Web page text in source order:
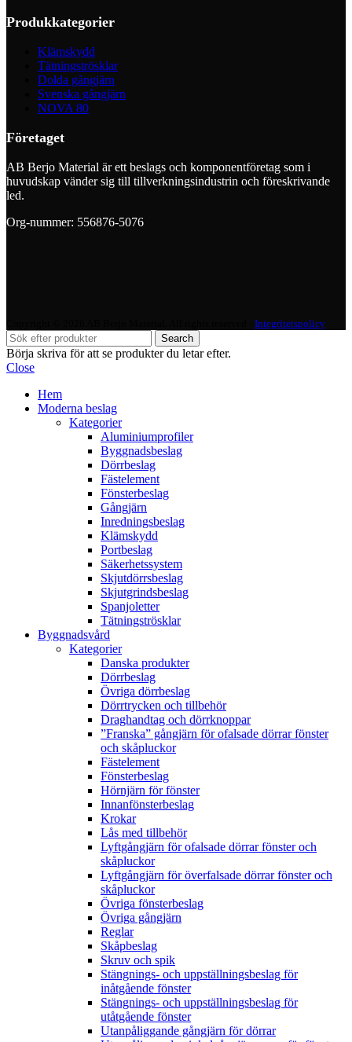
Produkkategorier
Klämskydd
Tätningströsklar
Dolda gångjärn
Svenska gångjärn
NOVA 80
Företaget
AB Berjo Material är ett beslags och komponentföretag som i
huvudskap vänder sig till tillverkningsindustrin och föreskrivande
led.
Org-nummer: 556876-5076
Integritetspolicy
Search
Börja skriva för att se produkter du letar efter.
Close
Hem
Moderna beslag
Kategorier
Aluminiumprofiler
Byggnadsbeslag
Dörrbeslag
Fästelement
Fönsterbeslag
Gångjärn
Inredningsbeslag
Klämskydd
Portbeslag
Säkerhetssystem
Skjutdörrsbeslag
Skjutgrindsbeslag
Spanjoletter
Tätningströsklar
Byggnadsvård
Kategorier
Danska produkter
Dörrbeslag
Övriga dörrbeslag
Dörrtrycken och tillbehör
Draghandtag och dörrknoppar
”Franska” gångjärn för ofalsade dörrar fönster
och skåpluckor
Fästelement
Fönsterbeslag
Hörnjärn för fönster
Innanfönsterbeslag
Krokar
Lås med tillbehör
Lyftgångjärn för ofalsade dörrar fönster och
skåpluckor
Lyftgångjärn för överfalsade dörrar fönster och
skåpluckor
Övriga fönsterbeslag
Övriga gångjärn
Reglar
Skåpbeslag
Skruv och spik
Stängnings- och uppställningsbeslag för
inåtgående fönster
Stängnings- och uppställningsbeslag för
utåtgående fönster
Utanpåliggande gångjärn för dörrar